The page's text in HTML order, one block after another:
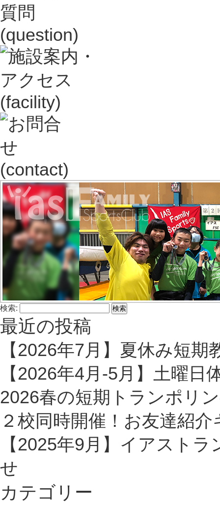
検索:
最近の投稿
【2026年7月】夏休み短期
【2026年4月-5月】土曜日
2026春の短期トランポリ
２校同時開催！お友達紹
【2025年9月】イアスト
せ
カテゴリー